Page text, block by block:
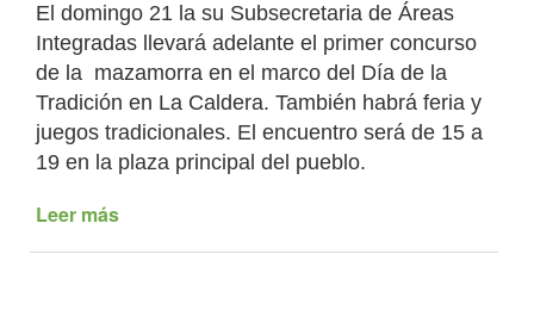
día
de
la
tradición
El domingo 21 la su Subsecretaria de Áreas
Integradas llevará adelante el primer concurso
de la mazamorra en el marco del Día de la
Tradición en La Caldera. También habrá feria y
juegos tradicionales. El encuentro será de 15 a
19 en la plaza principal del pueblo.
Leer más